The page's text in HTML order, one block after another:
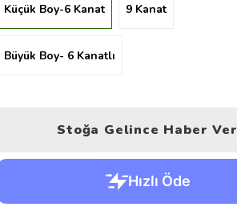
Küçük Boy-6 Kanat 9 Kanat
Büyük Boy- 6 Kanatlı
Stoğa Gelince Haber Ver